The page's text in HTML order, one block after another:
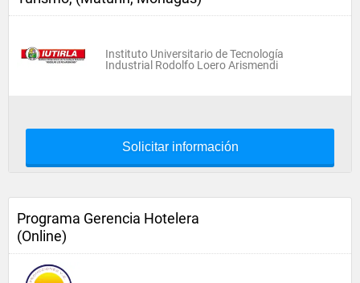
Instituto Universitario de Tecnología
Industrial Rodolfo Loero Arismendi
Solicitar información
Programa Gerencia Hotelera
(Online)